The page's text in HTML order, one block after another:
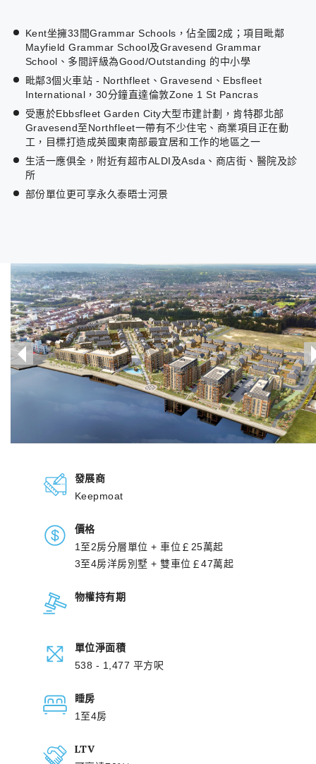
Kent坐擁33間Grammar Schools，佔全國2成；項目毗鄰
Mayfield Grammar School及Gravesend Grammar
School、多間評級為Good/Outstanding 的中小學
毗鄰3個火車站 - Northfleet、Gravesend、Ebsfleet
International，30分鐘直達倫敦Zone 1 St Pancras
受惠於Ebbsfleet Garden City大型市建計劃，肯特郡北部
Gravesend至Northfleet一帶有不少住宅、商業項目正在動
工，目標打造成英國東南部最宜居和工作的地區之一
生活一應俱全，附近有超市ALDI及Asda、商店街、醫院及診
所
部份單位更可享永久泰晤士河景
發展商
Keepmoat
價格
1至2房分層單位 + 車位￡25萬起
3至4房洋房別墅 + 雙車位￡47萬起
物權持有期
單位淨面積
538 - 1,477 平方呎
睡房
1至4房
LTV